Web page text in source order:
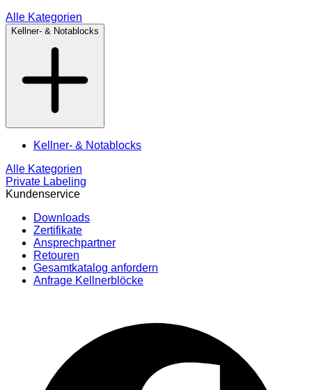
Alle Kategorien
Kellner- & Notablocks
Kellner- & Notablocks
Alle Kategorien
Private Labeling
Kundenservice
Downloads
Zertifikate
Ansprechpartner
Retouren
Gesamtkatalog anfordern
Anfrage Kellnerblöcke